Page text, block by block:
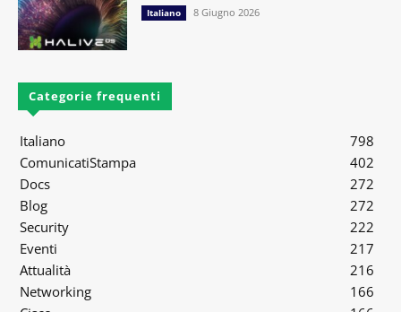
Italiano 8 Giugno 2026
Categorie frequenti
Italiano
798
ComunicatiStampa
402
Docs
272
Blog
272
Security
222
Eventi
217
Attualità
216
Networking
166